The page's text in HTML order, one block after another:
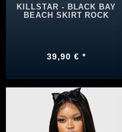
KILLSTAR - BLACK BAY
BEACH SKIRT ROCK
39,90 € *